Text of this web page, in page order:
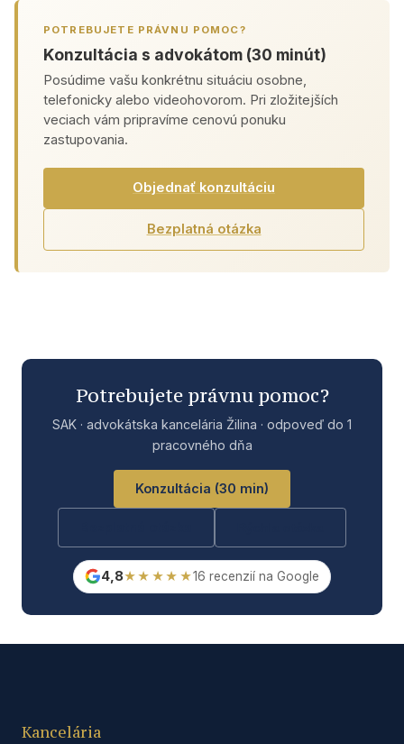
POTREBUJETE PRÁVNU POMOC?
Konzultácia s advokátom (30 minút)
Posúdime vašu konkrétnu situáciu osobne,
telefonicky alebo videohovorom. Pri zložitejších
veciach vám pripravíme cenovú ponuku
zastupovania.
Objednať konzultáciu
Bezplatná otázka
Potrebujete právnu pomoc?
SAK · advokátska kancelária Žilina · odpoveď do 1
pracovného dňa
Konzultácia (30 min)
4,8★★★★★16 recenzií na Google
Kancelária